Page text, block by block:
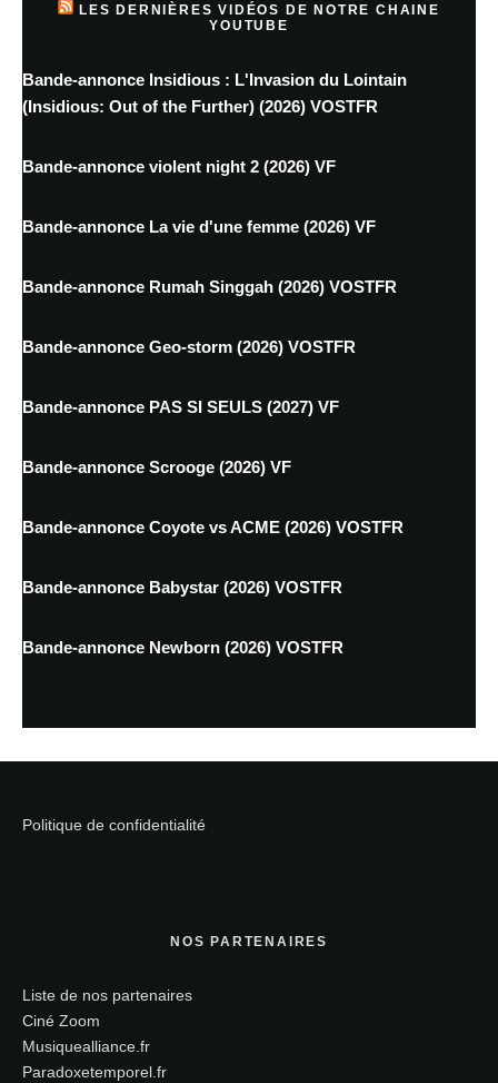
LES DERNIÈRES VIDÉOS DE NOTRE CHAINE
YOUTUBE
Bande-annonce Insidious : L'Invasion du Lointain
(Insidious: Out of the Further) (2026) VOSTFR
Bande-annonce violent night 2 (2026) VF
Bande-annonce La vie d'une femme (2026) VF
Bande-annonce Rumah Singgah (2026) VOSTFR
Bande-annonce Geo-storm (2026) VOSTFR
Bande-annonce PAS SI SEULS (2027) VF
Bande-annonce Scrooge (2026) VF
Bande-annonce Coyote vs ACME (2026) VOSTFR
Bande-annonce Babystar (2026) VOSTFR
Bande-annonce Newborn (2026) VOSTFR
Politique de confidentialité
NOS PARTENAIRES
Liste de nos partenaires
Ciné Zoom
Musiquealliance.fr
Paradoxetemporel.fr